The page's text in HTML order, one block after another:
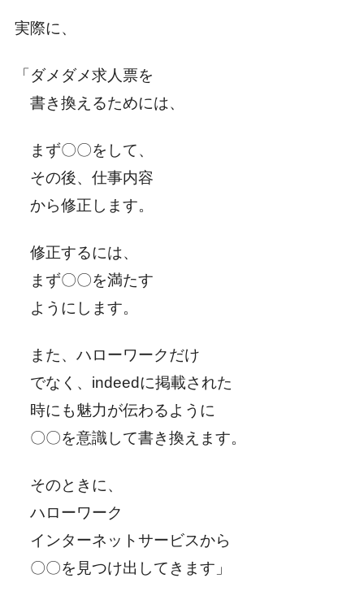
実際に、
「ダメダメ求人票を
書き換えるためには、
まず〇〇をして、
その後、仕事内容
から修正します。
修正するには、
まず〇〇を満たす
ようにします。
また、ハローワークだけ
でなく、indeedに掲載された
時にも魅力が伝わるように
〇〇を意識して書き換えます。
そのときに、
ハローワーク
インターネットサービスから
〇〇を見つけ出してきます」